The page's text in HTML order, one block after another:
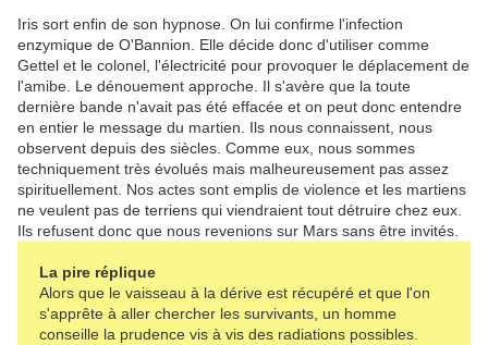
Iris sort enfin de son hypnose. On lui confirme l'infection
enzymique de O'Bannion. Elle décide donc d'utiliser comme
Gettel et le colonel, l'électricité pour provoquer le déplacement de
l'amibe. Le dénouement approche. Il s'avère que la toute
dernière bande n'avait pas été effacée et on peut donc entendre
en entier le message du martien. Ils nous connaissent, nous
observent depuis des siècles. Comme eux, nous sommes
techniquement très évolués mais malheureusement pas assez
spirituellement. Nos actes sont emplis de violence et les martiens
ne veulent pas de terriens qui viendraient tout détruire chez eux.
Ils refusent donc que nous revenions sur Mars sans être invités.
La pire réplique
Alors que le vaisseau à la dérive est récupéré et que l'on
s'apprête à aller chercher les survivants, un homme
conseille la prudence vis à vis des radiations possibles.